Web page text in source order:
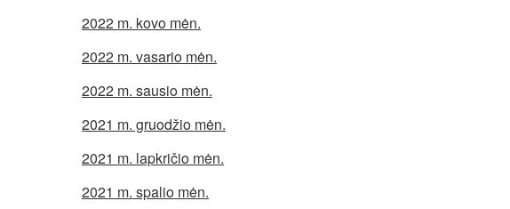
2022 m. kovo mėn.
2022 m. vasario mėn.
2022 m. sausio mėn.
2021 m. gruodžio mėn.
2021 m. lapkričio mėn.
2021 m. spalio mėn.